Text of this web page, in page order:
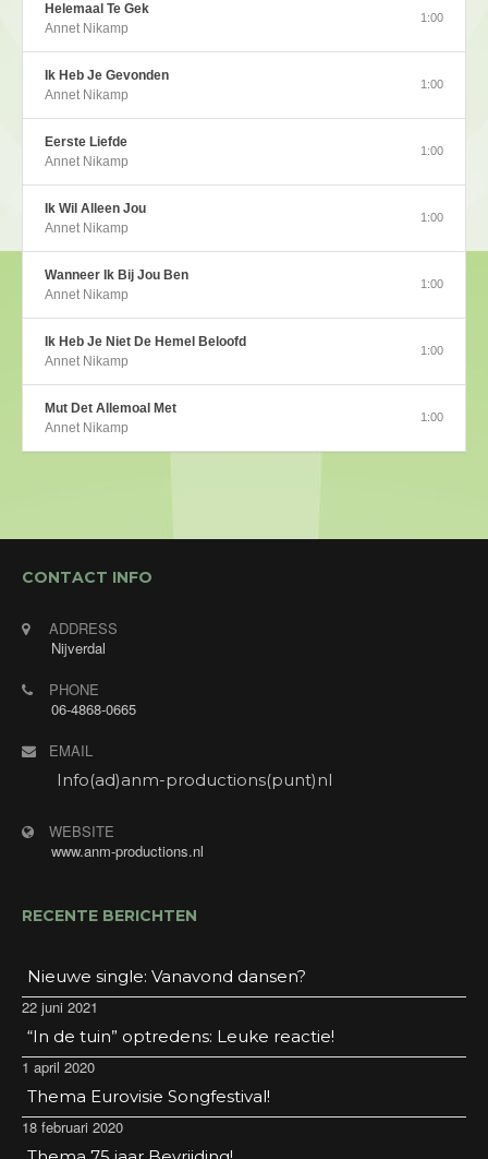
Helemaal Te Gek
Annet Nikamp
1:00
Ik Heb Je Gevonden
Annet Nikamp
1:00
Eerste Liefde
Annet Nikamp
1:00
Ik Wil Alleen Jou
Annet Nikamp
1:00
Wanneer Ik Bij Jou Ben
Annet Nikamp
1:00
Ik Heb Je Niet De Hemel Beloofd
Annet Nikamp
1:00
Mut Det Allemoal Met
Annet Nikamp
1:00
CONTACT INFO
ADDRESS
Nijverdal
PHONE
06-4868-0665
EMAIL
Info(ad)anm-productions(punt)nl
WEBSITE
www.anm-productions.nl
RECENTE BERICHTEN
Nieuwe single: Vanavond dansen?
22 juni 2021
“In de tuin” optredens: Leuke reactie!
1 april 2020
Thema Eurovisie Songfestival!
18 februari 2020